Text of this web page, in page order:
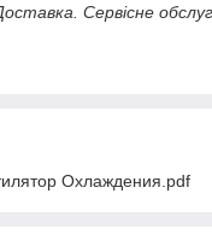
Сервісне
Охлаждения.pdf